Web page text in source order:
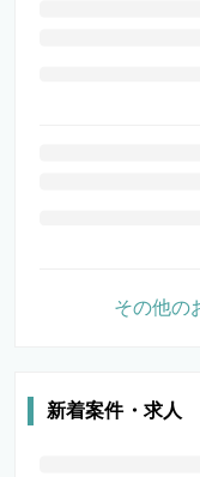
その他の
新着案件・求人